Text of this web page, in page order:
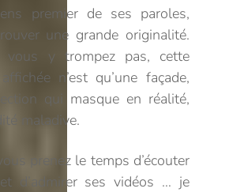
premier de ses paroles,
une grande originalité.
vous y trompez pas, cette
n’est qu’une façade,
qui masque en réalité,
maladive.
prenez le temps d’écouter
d’admirer ses vidéos … je